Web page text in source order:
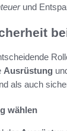
und
Ausrüstung
als auch
wählen